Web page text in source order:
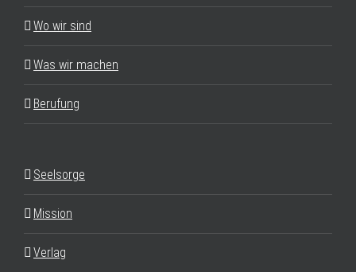
Wo wir sind
Was wir machen
Berufung
Seelsorge
Mission
Verlag